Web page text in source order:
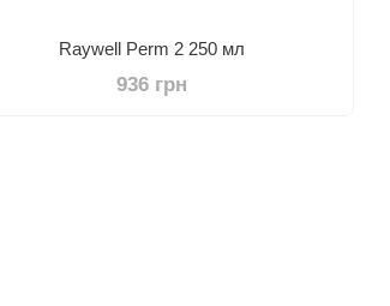
Raywell Perm 2 250 мл
936 грн